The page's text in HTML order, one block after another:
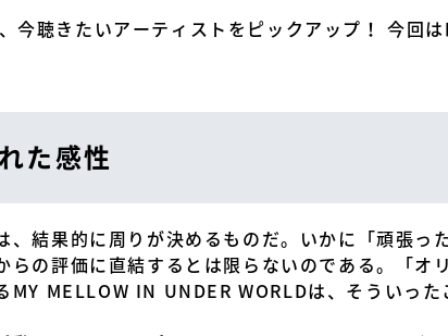
今聴きたいアーティストをピックアップ！ 今回は
た感性
、結果的に周りが決めるものだ。いかに「頑張っ
らの評価に直結するとは限らないのである。「オ
MY MELLOW IN UNDER WORLDは、そういった